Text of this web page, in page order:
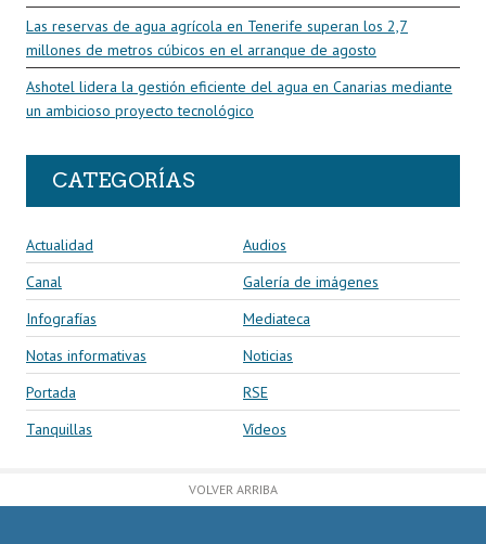
Las reservas de agua agrícola en Tenerife superan los 2,7
millones de metros cúbicos en el arranque de agosto
Ashotel lidera la gestión eficiente del agua en Canarias mediante
un ambicioso proyecto tecnológico
CATEGORÍAS
Actualidad
Audios
Canal
Galería de imágenes
Infografías
Mediateca
Notas informativas
Noticias
Portada
RSE
Tanquillas
Vídeos
VOLVER ARRIBA